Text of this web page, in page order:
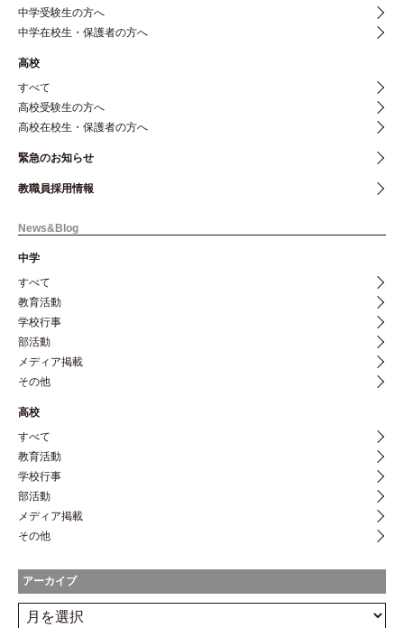
中学受験生の方へ
中学在校生・保護者の方へ
高校
すべて
高校受験生の方へ
高校在校生・保護者の方へ
緊急のお知らせ
教職員採用情報
News&Blog
中学
すべて
教育活動
学校行事
部活動
メディア掲載
その他
高校
すべて
教育活動
学校行事
部活動
メディア掲載
その他
アーカイブ